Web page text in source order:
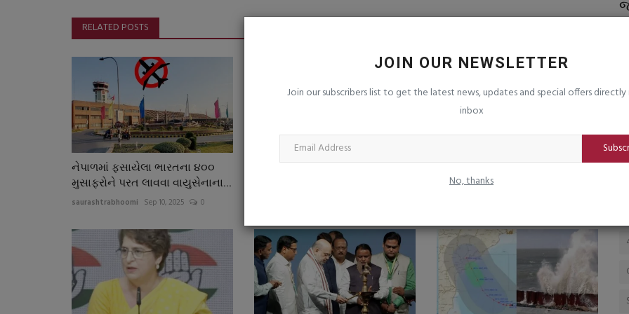
JOIN OUR NEWSLETTER
Join our subscribers list to get the latest news, updates and special offers directly
inbox
No, thanks
RELATED POSTS
નેપાળમાં ફસાયેલા ભારતના ૪૦૦
મુસાફરોને પરત લાવવા વાયુસેનાના...
saurashtrabhoomi Sep 10, 2025 0
વડાપ્રધાન મોદી આજે હિંસાગ્રસ્ત
દિવાળીએ અયોધ્યામાં અંધકાર
છવાશે, આતંકી પન્નુની ધમકી
કરતાં વધુ સારું?...